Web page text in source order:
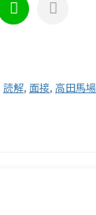
読解, 面接, 高田馬場